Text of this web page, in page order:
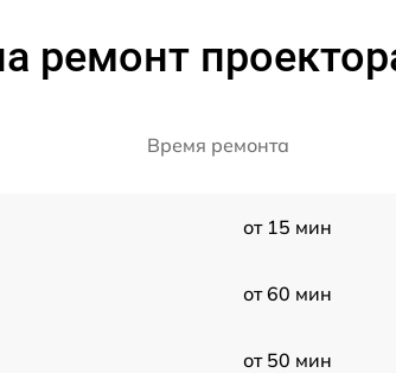
ремонт
Время ремонта
от 15 мин
от 60 мин
от 50 мин